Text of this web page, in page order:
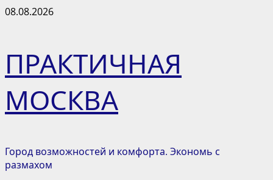
Перейти
08.08.2026
ПРАКТИЧНАЯ
МОСКВА
Город возможностей и комфорта. Экономь с
размахом